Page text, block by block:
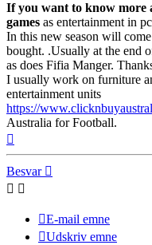
If you want to know more
games as entertainment in
In this new season will
bought. .Usually at the end
as does Fifia Manger.
I usually work on furniture
entertainment units
https://
Australia for Football.
Besvar
E-mail emne
Udskriv emne